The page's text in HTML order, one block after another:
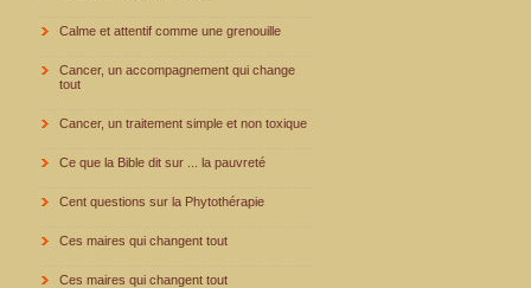
Calme et attentif comme une grenouille
Cancer, un accompagnement qui change
tout
Cancer, un traitement simple et non toxique
Ce que la Bible dit sur ... la pauvreté
Cent questions sur la Phytothérapie
Ces maires qui changent tout
Ces maires qui changent tout